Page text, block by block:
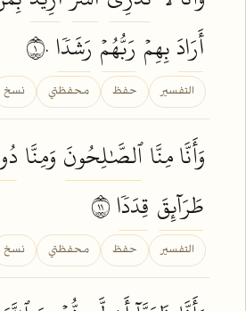
أَرَادَبِهِمۡ رَبُّهُمۡ رَشَدٗا
التفسير حفظ محفظتي نسخ
وَأَنَّا مِنَّاٱلصَّٰلِحُونَ وَمِنَّا
طَرَآئِقَ قِدَدٗا
التفسير حفظ محفظتي نسخ